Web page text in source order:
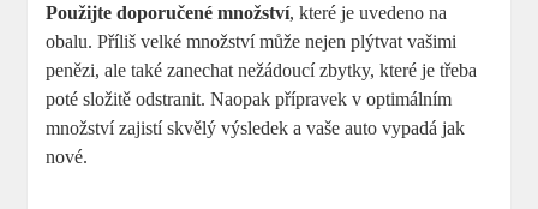
Použijte doporučené množství, které je uvedeno na
obalu. Příliš velké množství může nejen plýtvat vašimi
penězi, ale také zanechat nežádoucí zbytky, které je třeba
poté složitě odstranit. Naopak přípravek v optimálním
množství zajistí skvělý výsledek a vaše auto vypadá jak
nové.